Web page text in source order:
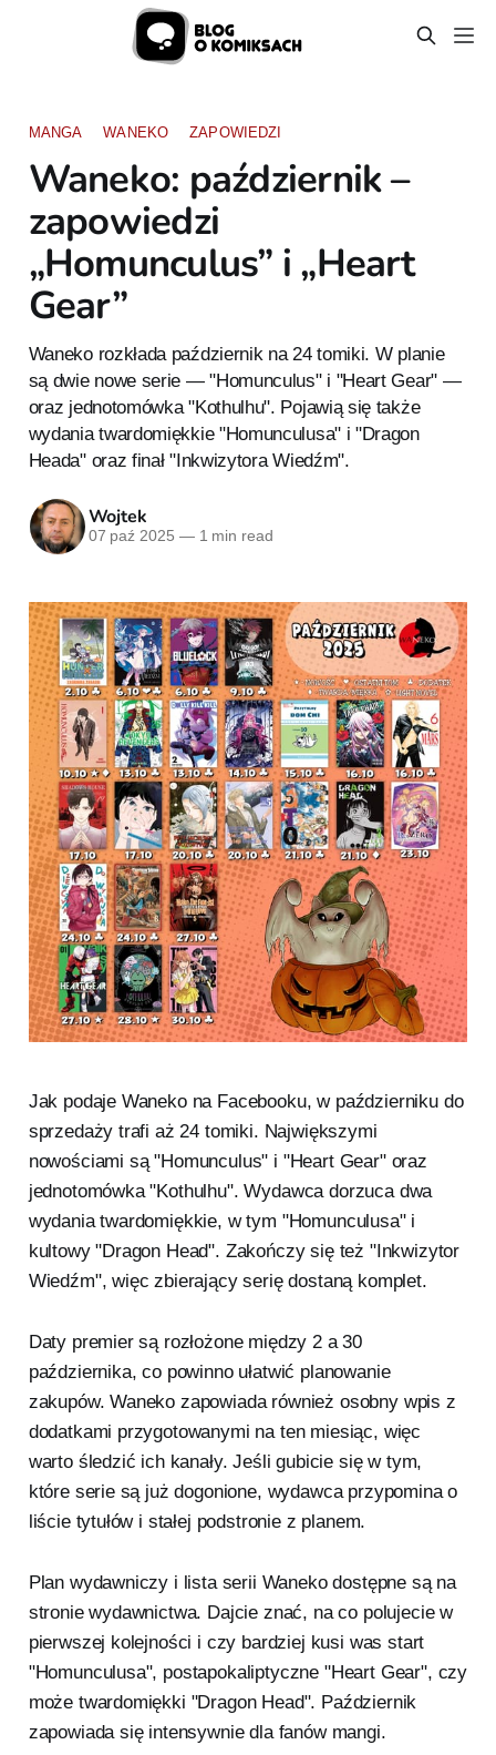
MANGA WANEKO ZAPOWIEDZI
Waneko: październik –
zapowiedzi
„Homunculus” i „Heart
Gear”
Waneko rozkłada październik na 24 tomiki. W planie
są dwie nowe serie — "Homunculus" i "Heart Gear" —
oraz jednotomówka "Kothulhu". Pojawią się także
wydania twardomiękkie "Homunculusa" i "Dragon
Heada" oraz finał "Inkwizytora Wiedźm".
Wojtek
07 paź 2025 —1 min read
Jak podaje Waneko na Facebooku, w październiku do
sprzedaży trafi aż 24 tomiki. Największymi
nowościami są "Homunculus" i "Heart Gear" oraz
jednotomówka "Kothulhu". Wydawca dorzuca dwa
wydania twardomiękkie, w tym "Homunculusa" i
kultowy "Dragon Head". Zakończy się też "Inkwizytor
Wiedźm", więc zbierający serię dostaną komplet.
Daty premier są rozłożone między 2 a 30
października, co powinno ułatwić planowanie
zakupów. Waneko zapowiada również osobny wpis z
dodatkami przygotowanymi na ten miesiąc, więc
warto śledzić ich kanały. Jeśli gubicie się w tym,
które serie są już dogonione, wydawca przypomina o
liście tytułów i stałej podstronie z planem.
Plan wydawniczy i lista serii Waneko dostępne są na
stronie wydawnictwa. Dajcie znać, na co polujecie w
pierwszej kolejności i czy bardziej kusi was start
"Homunculusa", postapokaliptyczne "Heart Gear", czy
może twardomiękki "Dragon Head". Październik
zapowiada się intensywnie dla fanów mangi.